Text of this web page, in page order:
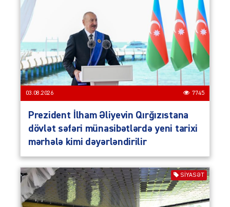
03.08.2026 7745
Prezident İlham Əliyevin Qırğızıstana
dövlət səfəri münasibətlərdə yeni tarixi
mərhələ kimi dəyərləndirilir
SIYASƏT